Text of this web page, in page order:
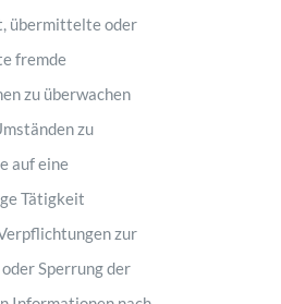
übermittelte oder
fremde
zu überwachen
zu
auf eine
Tätigkeit
zur
Sperrung der